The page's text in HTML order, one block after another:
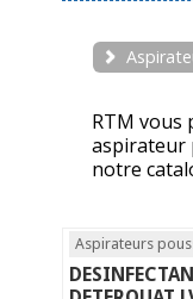
RTM vous
aspirateur
notre
Aspirateurs